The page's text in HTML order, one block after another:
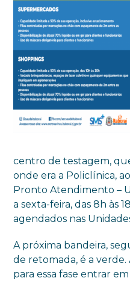
centro de testagem,
onde era a Policlínica,
Pronto Atendimento –
a sexta-feira, das 8h às
agendados nas
A próxima bandeira,
de retomada, é a
para essa fase entrar